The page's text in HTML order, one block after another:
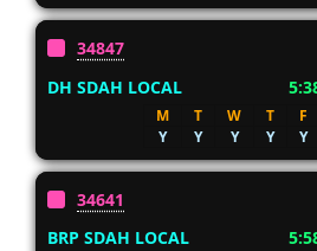
34847
DH SDAH LOCAL
M T W T F
Y
Y Y Y Y
34641
BRP SDAH LOCAL